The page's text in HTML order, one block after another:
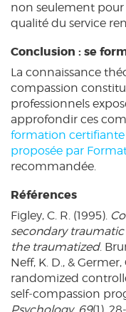
non seulement pour
qualité du service
Conclusion : se
La connaissance
compassion
professionnels
approfondir ces
formation certifiante
proposée par
recommandée.
Références
Figley, C. R. (1995).
secondary
the traumatized.
Neff, K. D., &
randomized
self‑compassion